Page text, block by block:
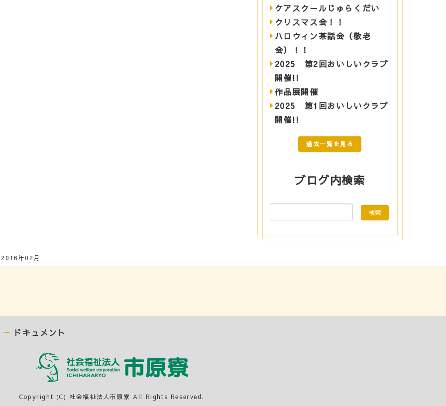
ケアスクールじゅらくだい
クリスマス会！！
ハロウィン茶話会（敬老
会）！！
2025 第2回おいしいクラブ
開催!!
作品展開催
2025 第1回おいしいクラブ
開催!!
過去一覧を見る
ブログ内検索
年02月
ドキュメント
Copyright (C) 社会福祉法人市原寮 All Rights Reserved.